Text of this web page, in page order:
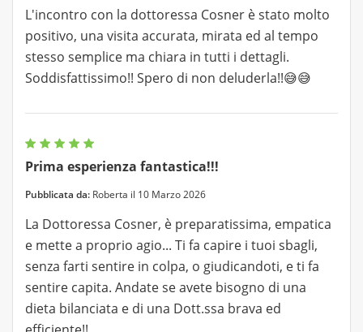
L'incontro con la dottoressa Cosner è stato molto
positivo, una visita accurata, mirata ed al tempo
stesso semplice ma chiara in tutti i dettagli.
Soddisfattissimo!! Spero di non deluderla!!😅😅
Prima esperienza fantastica!!!
Pubblicata da: Roberta il 10 Marzo 2026
La Dottoressa Cosner, è preparatissima, empatica
e mette a proprio agio... Ti fa capire i tuoi sbagli,
senza farti sentire in colpa, o giudicandoti, e ti fa
sentire capita. Andate se avete bisogno di una
dieta bilanciata e di una Dott.ssa brava ed